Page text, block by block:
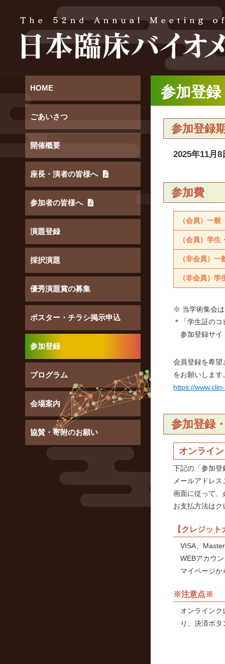
HOME
ごあいさつ
開催概要
座長・演者の皆様へ
参加者の皆様へ
演題登録
採択演題
優秀演題賞の募集
ポスター・チラシ掲示申込
参加登録
プログラム
会場案内
協賛・寄附のお願い
参加登録
参加登録
2025年11月
参加費
（会員）一
（会員）学
（非会員）
（非会員）
※ 当学術集会
＊「学生証の
参加登録サイ
会員登録を希望
をお願いします
https://
参加登録
オンライ
下記の「参加登
メールアドレ
画面に従って、
お支払方法は
【クレジッ
VISA、
WEBアカウ
マイページ
※注意点※
オンライン
り、決済ボ